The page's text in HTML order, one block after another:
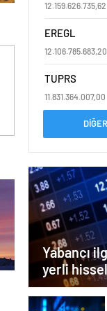
12.159.626.735,62
EREGL
12.106.785.683,20
TUPRS
11.831.364.007,00
Yabancı
yerli